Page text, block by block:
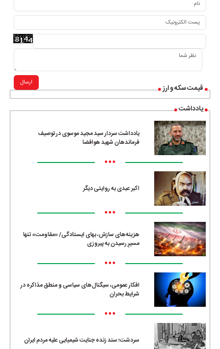
قیمت سکه و ارز
یادداشت
یادداشت سردار سید مجید موسوی در توصیف
فرماندهان شهید هوافضا
•••
اکبر عبدی به روایتی دیگر
•••
هزینه‌های سازش، بهای ایستادگی/ «مقاومت» تنها
مسیرِ رسیدن به پیروزی
•••
افکار عمومی، سیگنال‌های سیاسی و منطق مذاکره در
شرایط بحران
•••
سردشت؛ سند زنده جنایت شیمیایی علیه مردم ایران
ارسال